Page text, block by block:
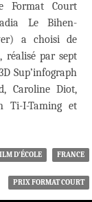
Format Court
Le Bihen-
a choisi de
réalisé par sept
Sup’infograph
Caroline Diot,
Ti-I-Taming et
D'ÉCOLE FRANCE
PRIX FORMAT COURT